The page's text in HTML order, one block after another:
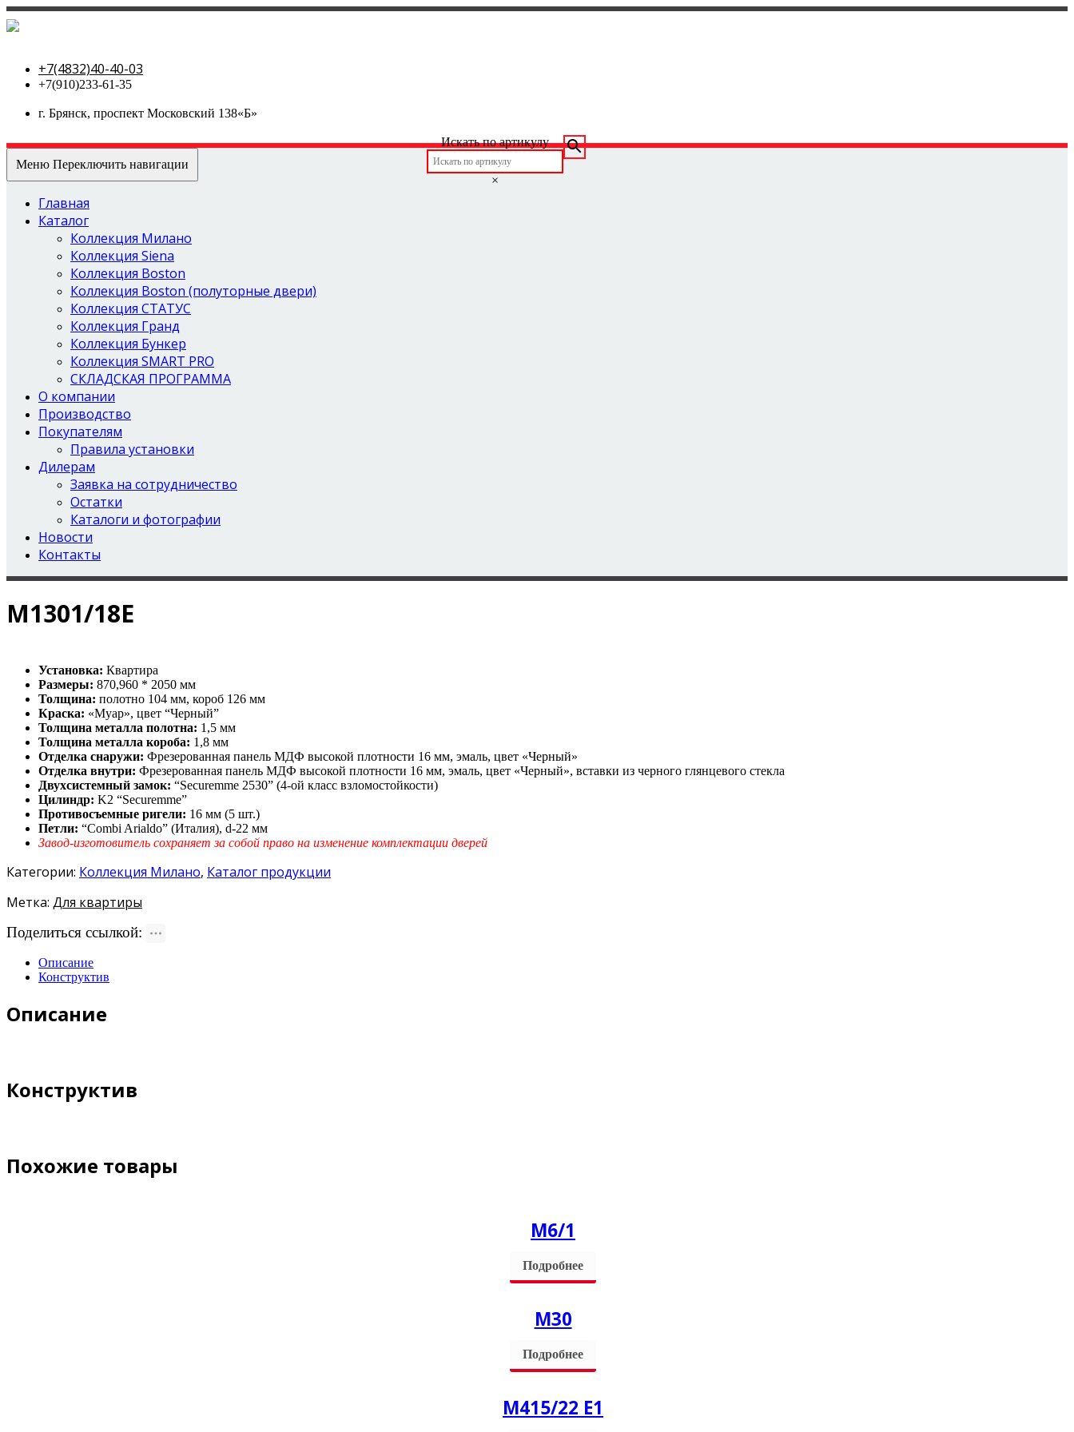
+7(4832)40-40-03
+7(910)233-61-35
г. Брянск, проспект Московский 138«Б»
Искать по артикулу
×
Меню Переключить навигации
Главная
Каталог
Коллекция Милано
Коллекция Siena
Коллекция Boston
Коллекция Boston (полуторные двери)
Коллекция СТАТУС
Коллекция Гранд
Коллекция Бункер
Коллекция SMART PRO
СКЛАДСКАЯ ПРОГРАММА
О компании
Производство
Покупателям
Правила установки
Дилерам
Заявка на сотрудничество
Остатки
Каталоги и фотографии
Новости
Контакты
М1301/18Е
Установка: Квартира
Размеры: 870,960 * 2050 мм
Толщина: полотно 104 мм, короб 126 мм
Краска: «Муар», цвет “Черный”
Толщина металла полотна: 1,5 мм
Толщина металла короба: 1,8 мм
Отделка снаружи: Фрезерованная панель МДФ высокой плотности 16 мм, эмаль, цвет «Черный»
Отделка внутри: Фрезерованная панель МДФ высокой плотности 16 мм, эмаль, цвет «Черный», вставки из черного глянцевого стекла
Двухсистемный замок: “Securemme 2530” (4-ой класс взломостойкости)
Цилиндр: K2 “Securemme”
Противосъемные ригели: 16 мм (5 шт.)
Петли: “Combi Arialdo” (Италия), d-22 мм
Завод-изготовитель сохраняет за собой право на изменение комплектации дверей
Категории: Коллекция Милано, Каталог продукции
Метка: Для квартиры
Поделиться ссылкой:
Описание
Конструктив
Описание
Конструктив
Похожие товары
М6/1
Подробнее
М30
Подробнее
М415/22 Е1